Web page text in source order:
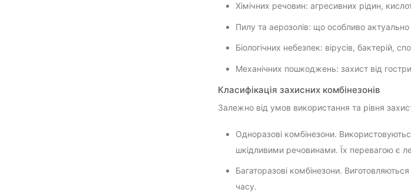
Хімічних речовин: агресивних рідин,
Пилу та аерозолів: що особливо
Біологічних небезпек: вірусів, бактерій,
Механічних пошкоджень: захист від
Класифікація захисних комбінезонів
Залежно від умов використання та рівня
Одноразові комбінезони.
шкідливими речовинами. Їх перевагою є
Багаторазові комбінезони.
часу.